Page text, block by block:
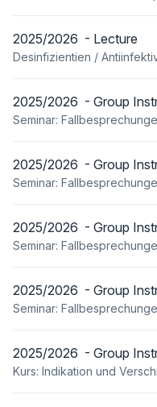
2025/2026 - Lecture
Desinfizientien /
2025/2026 - Group
Seminar:
2025/2026 - Group
Seminar:
2025/2026 - Group
Seminar:
2025/2026 - Group
Seminar:
2025/2026 - Group
Kurs: Indikation und